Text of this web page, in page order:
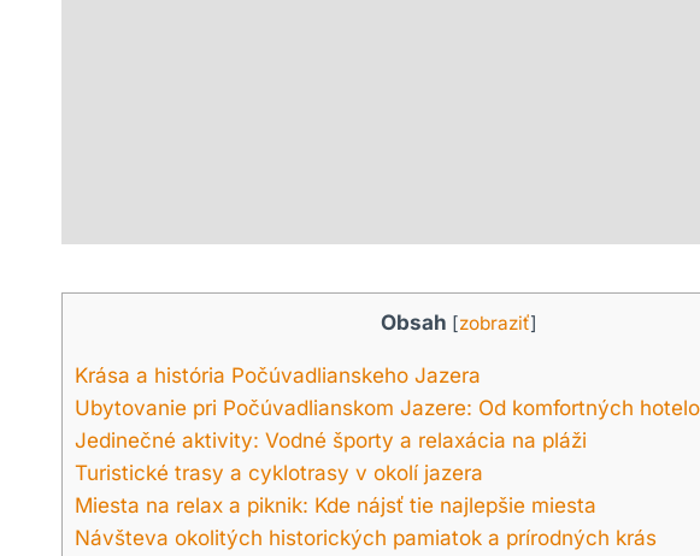
Obsah [zobraziť]
Krása a história Počúvadlianskeho Jazera
Ubytovanie pri Počúvadlianskom Jazere: Od komfortných
Jedinečné aktivity: Vodné športy a relaxácia na pláži
Turistické trasy a cyklotrasy v okolí jazera
Miesta na relax a piknik: Kde nájsť tie najlepšie miesta
Návšteva okolitých historických pamiatok a prírodných krás